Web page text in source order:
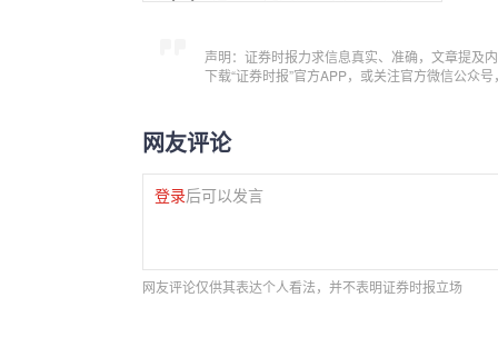
声明：证券时报力求信息真实、准确，文章提及
下载“证券时报”官方APP，或关注官方微信公众
网友评论
登录后可以发言
网友评论仅供其表达个人看法，并不表明证券时报立场